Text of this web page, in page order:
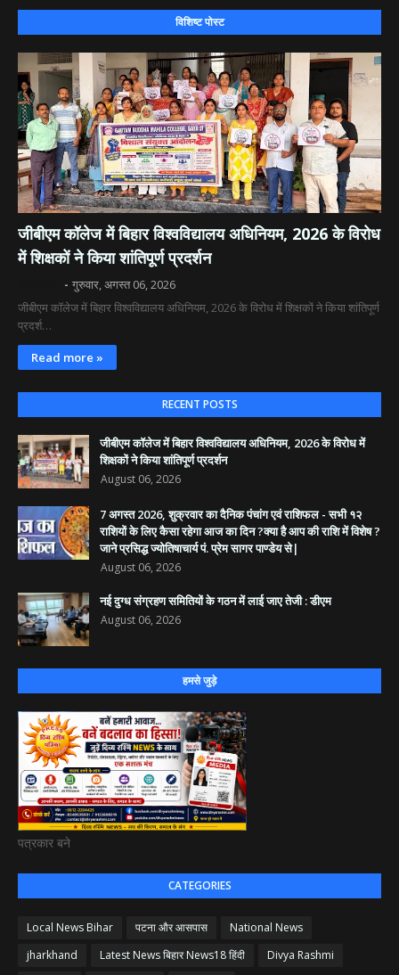
विशिष्ट पोस्ट
जीबीएम कॉलेज में बिहार विश्वविद्यालय अधिनियम, 2026 के विरोध
में शिक्षकों ने किया शांतिपूर्ण प्रदर्शन
गुरुवार, अगस्त 06, 2026
जीबीएम कॉलेज में बिहार विश्वविद्यालय अधिनियम, 2026 के विरोध में शिक्षकों ने किया शांतिपूर्ण
प्रदर्श…
Read more »
RECENT POSTS
जीबीएम कॉलेज में बिहार विश्वविद्यालय अधिनियम, 2026 के विरोध में
शिक्षकों ने किया शांतिपूर्ण प्रदर्शन
August 06, 2026
7 अगस्त 2026, शुक्रवार का दैनिक पंचांग एवं राशिफल - सभी १२
राशियों के लिए कैसा रहेगा आज का दिन ?क्या है आप की राशि में विशेष ?
जाने प्रसिद्ध ज्योतिषाचार्य पं. प्रेम सागर पाण्डेय से|
August 06, 2026
नई दुग्ध संग्रहण समितियों के गठन में लाई जाए तेजी : डीएम
August 06, 2026
हमसे जुड़े
पत्रकार बने
CATEGORIES
Local News Bihar पटना और आसपास
National News
jharkhand
Latest News बिहार News18 हिंदी
Divya Rashmi